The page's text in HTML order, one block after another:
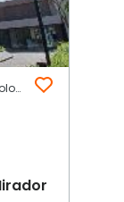
Mirador De Puerto Colombia | Puerto Colombia